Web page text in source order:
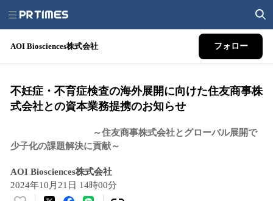
AOI Biosciences株式会社 フォロー
不妊症・不育症検査の海外展開に向けた住友商事株
式会社との資本業務提携のお知らせ
～住友商事株式会社とグローバル展開で
少子化の課題解決に貢献～
AOI Biosciences株式会社
2024年10月21日 14時00分